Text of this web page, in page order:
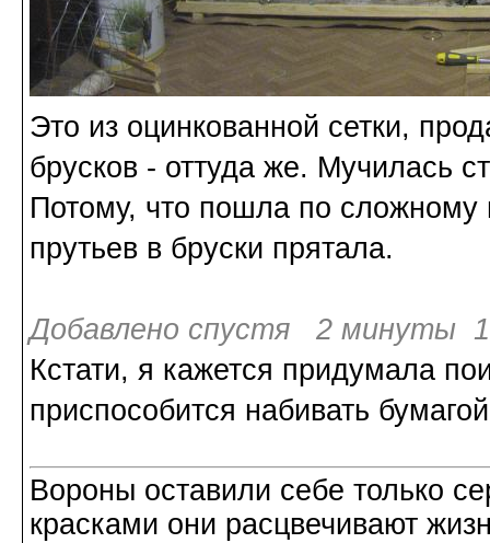
Это из оцинкованной сетки,
брусков - оттуда же. Мучилась
Потому, что пошла по
прутьев в бруски прятала.
Добавлено спустя 2 минуты
Кстати, я кажется придумала
приспособится набивать
Вороны оставили себе только
красками они расцвечивают